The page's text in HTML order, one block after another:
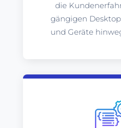
die
gängigen
und Geräte